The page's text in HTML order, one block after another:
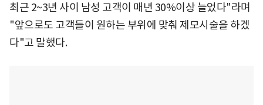
최근 2~3년 사이 남성 고객이 매년 30%이상 늘었다"라며
"앞으로도 고객들이 원하는 부위에 맞춰 제모시술을 하겠
다"고 말했다.